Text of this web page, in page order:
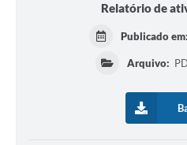
Relatório de
Publicado em:
Arquivo: